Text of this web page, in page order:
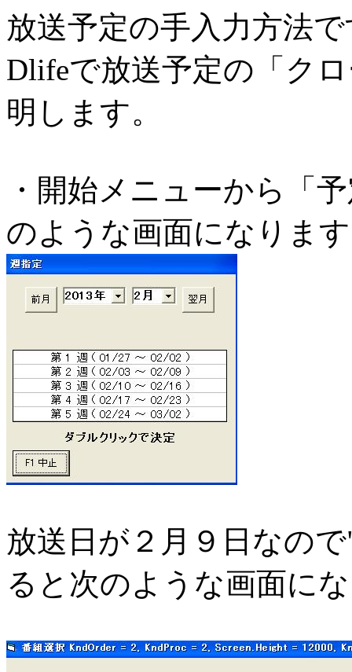
放送予定の手入力方法
Dlifeで放送予定の「ク
明します。
・開始メニューから「
のような画面になりま
放送日が２月９日なの
ると次のような画面に